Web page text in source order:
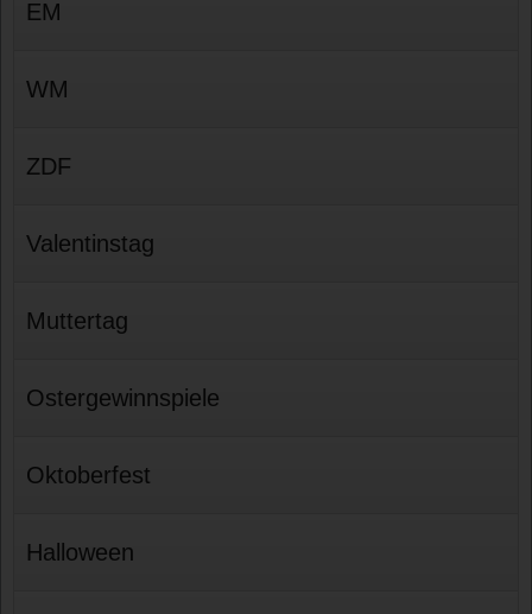
EM
WM
ZDF
Valentinstag
Muttertag
Ostergewinnspiele
Oktoberfest
Halloween